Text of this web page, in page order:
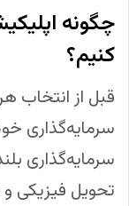
چگونه
کنیم؟
قبل از انتخاب
سرمایه‌گذاری
سرمایه‌گذاری
تحویل فیزیکی و